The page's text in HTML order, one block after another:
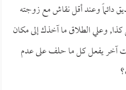
وعند أقل نقاش مع زوجته
وعلي الطلاق ما آخذك إلى مكان
آخر يفعل كل ما حلف على عدم